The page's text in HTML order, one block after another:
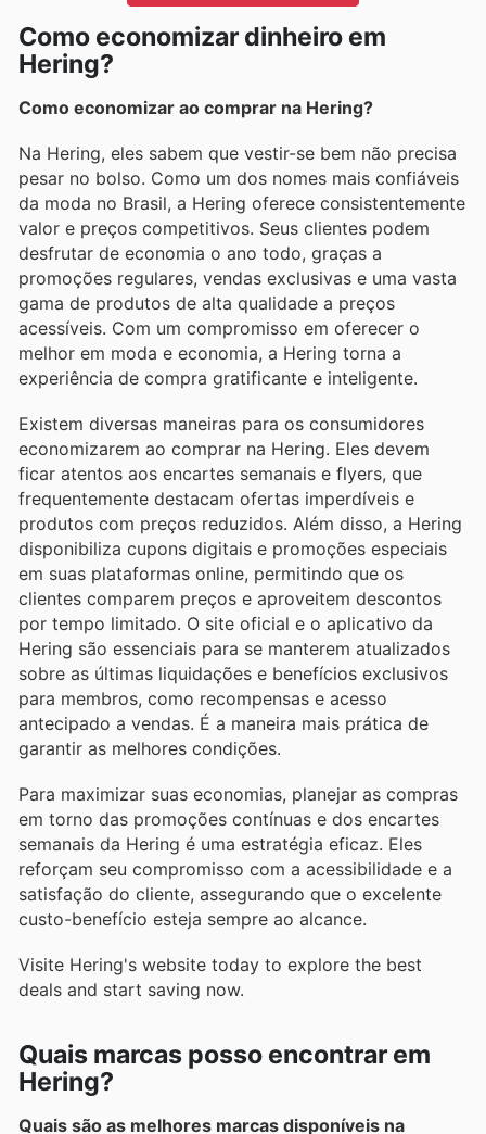
Como economizar dinheiro em
Hering?
Como economizar ao comprar na Hering?
Na Hering, eles sabem que vestir-se bem não precisa
pesar no bolso. Como um dos nomes mais confiáveis
da moda no Brasil, a Hering oferece consistentemente
valor e preços competitivos. Seus clientes podem
desfrutar de economia o ano todo, graças a
promoções regulares, vendas exclusivas e uma vasta
gama de produtos de alta qualidade a preços
acessíveis. Com um compromisso em oferecer o
melhor em moda e economia, a Hering torna a
experiência de compra gratificante e inteligente.
Existem diversas maneiras para os consumidores
economizarem ao comprar na Hering. Eles devem
ficar atentos aos encartes semanais e flyers, que
frequentemente destacam ofertas imperdíveis e
produtos com preços reduzidos. Além disso, a Hering
disponibiliza cupons digitais e promoções especiais
em suas plataformas online, permitindo que os
clientes comparem preços e aproveitem descontos
por tempo limitado. O site oficial e o aplicativo da
Hering são essenciais para se manterem atualizados
sobre as últimas liquidações e benefícios exclusivos
para membros, como recompensas e acesso
antecipado a vendas. É a maneira mais prática de
garantir as melhores condições.
Para maximizar suas economias, planejar as compras
em torno das promoções contínuas e dos encartes
semanais da Hering é uma estratégia eficaz. Eles
reforçam seu compromisso com a acessibilidade e a
satisfação do cliente, assegurando que o excelente
custo-benefício esteja sempre ao alcance.
Visite Hering's website today to explore the best
deals and start saving now.
Quais marcas posso encontrar em
Hering?
Quais são as melhores marcas disponíveis na